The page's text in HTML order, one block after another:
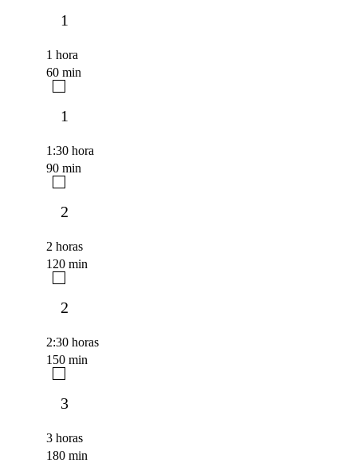
1
1 hora
60 min
1
1:30 hora
90 min
2
2 horas
120 min
2
2:30 horas
150 min
3
3 horas
180 min